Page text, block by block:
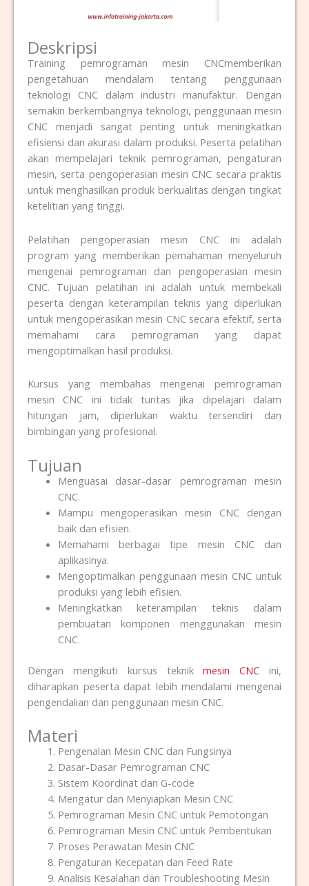
Deskripsi
Training pemrograman mesin CNCmemberikan
pengetahuan mendalam tentang penggunaan
teknologi CNC dalam industri manufaktur. Dengan
semakin berkembangnya teknologi, penggunaan mesin
CNC menjadi sangat penting untuk meningkatkan
efisiensi dan akurasi dalam produksi. Peserta pelatihan
akan mempelajari teknik pemrograman, pengaturan
mesin, serta pengoperasian mesin CNC secara praktis
untuk menghasilkan produk berkualitas dengan tingkat
ketelitian yang tinggi.
Pelatihan pengoperasian mesin CNC ini adalah
program yang memberikan pemahaman menyeluruh
mengenai pemrograman dan pengoperasian mesin
CNC. Tujuan pelatihan ini adalah untuk membekali
peserta dengan keterampilan teknis yang diperlukan
untuk mengoperasikan mesin CNC secara efektif, serta
memahami cara pemrograman yang dapat
mengoptimalkan hasil produksi.
Kursus yang membahas mengenai pemrograman
mesin CNC ini tidak tuntas jika dipelajari dalam
hitungan jam, diperlukan waktu tersendiri dan
bimbingan yang profesional.
Tujuan
Menguasai dasar-dasar pemrograman mesin
CNC.
Mampu mengoperasikan mesin CNC dengan
baik dan efisien.
Memahami berbagai tipe mesin CNC dan
aplikasinya.
Mengoptimalkan penggunaan mesin CNC untuk
produksi yang lebih efisien.
Meningkatkan keterampilan teknis dalam
pembuatan komponen menggunakan mesin
CNC.
Dengan mengikuti kursus teknikmesin CNC ini,
diharapkan peserta dapat lebih mendalami mengenai
pengendalian dan penggunaan mesin CNC.
Materi
Pengenalan Mesin CNC dan Fungsinya
Dasar-Dasar Pemrograman CNC
Sistem Koordinat dan G-code
Mengatur dan Menyiapkan Mesin CNC
Pemrograman Mesin CNC untuk Pemotongan
Pemrograman Mesin CNC untuk Pembentukan
Proses Perawatan Mesin CNC
Pengaturan Kecepatan dan Feed Rate
Analisis Kesalahan dan Troubleshooting Mesin